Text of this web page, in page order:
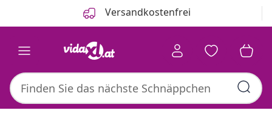
Versandkostenfrei